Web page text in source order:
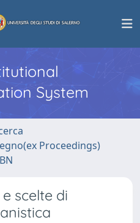
System
Proceedings)
scelte di